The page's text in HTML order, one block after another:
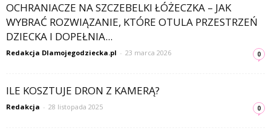
OCHRANIACZE NA SZCZEBELKI ŁÓŻECZKA – JAK
WYBRAĆ ROZWIĄZANIE, KTÓRE OTULA PRZESTRZEŃ
DZIECKA I DOPEŁNIA...
Redakcja Dlamojegodziecka.pl - 23 marca 2026 0
ILE KOSZTUJE DRON Z KAMERĄ?
Redakcja - 28 listopada 2025 0